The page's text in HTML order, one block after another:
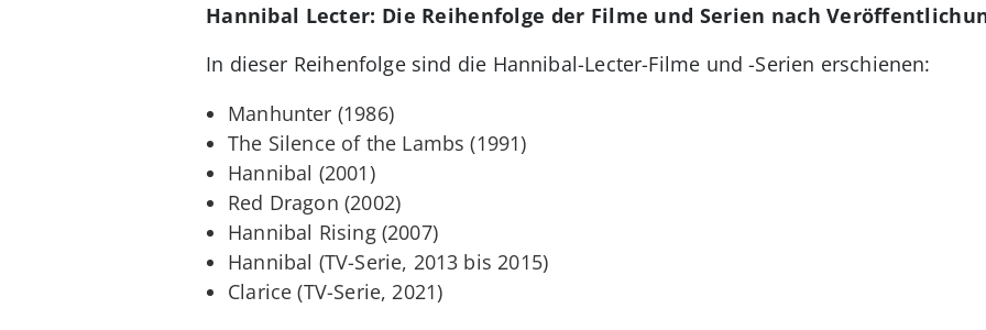
Hannibal Lecter: Die Reihenfolge der Filme und Serien nach
In dieser Reihenfolge sind die Hannibal-Lecter-Filme und -Serien erschienen:
Manhunter (1986)
The Silence of the Lambs (1991)
Hannibal (2001)
Red Dragon (2002)
Hannibal Rising (2007)
Hannibal (TV-Serie, 2013 bis 2015)
Clarice (TV-Serie, 2021)